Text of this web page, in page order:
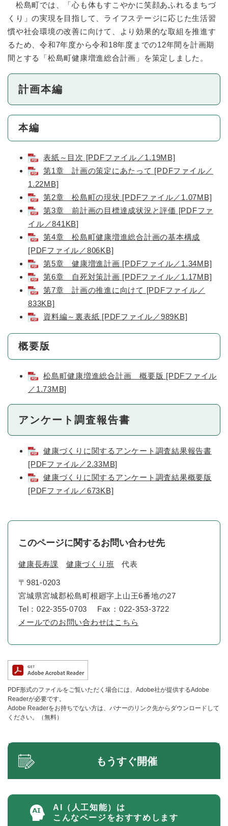
松島町では、「心も体もすこやかに笑顔あふれるまちづ
くり」の実現を目指して、ライフステージに応じた生活習
慣や社会環境の改善に向けて、より効果的な取組を推進す
るため、令和7年度から令和18年度までの12年間を計画期
間とする「松島町健康増進総合計画」を策定しました。
計画本編
本編
表紙～目次 [PDFファイル／1.19MB]
第1章 計画の策定にあたって [PDFファイル／
1.22MB]
第2章 松島町の現状 [PDFファイル／1.07MB]
第3章 前計画の目標達成状況と評価 [PDFファ
イル／841KB]
第4章 松島町健康増進総合計画の基本構成
[PDFファイル／806KB]
第5章 健康増進計画 [PDFファイル／1.34MB]
第6章 自死対策計画 [PDFファイル／1.17MB]
第7章 計画の推進に向けて [PDFファイル／
833KB]
資料編～裏表紙 [PDFファイル／989KB]
概要版
松島町健康増進総合計画 概要版 [PDFファイル
／1.73MB]
アンケート調査報告書
健康づくりに関するアンケート調査結果報告書
[PDFファイル／2.33MB]
健康づくりに関するアンケート調査結果概要版
[PDFファイル／673KB]
このページに関するお問い合わせ先
健康長寿課 健康づくり班 代表
〒981-0203
宮城県宮城郡松島町根廻字上山王6番地の27
Tel：022-355-0703
Fax：022-353-3722
メールでのお問い合わせはこちら
PDF形式のファイルをご覧いただく場合には、Adobe社が提供するAdobe
Readerが必要です。
Adobe Readerをお持ちでない方は、バナーのリンク先からダウンロードして
ください。（無料）
もうすぐ開催
AI（人工知能）は
こんなページをおすすめします